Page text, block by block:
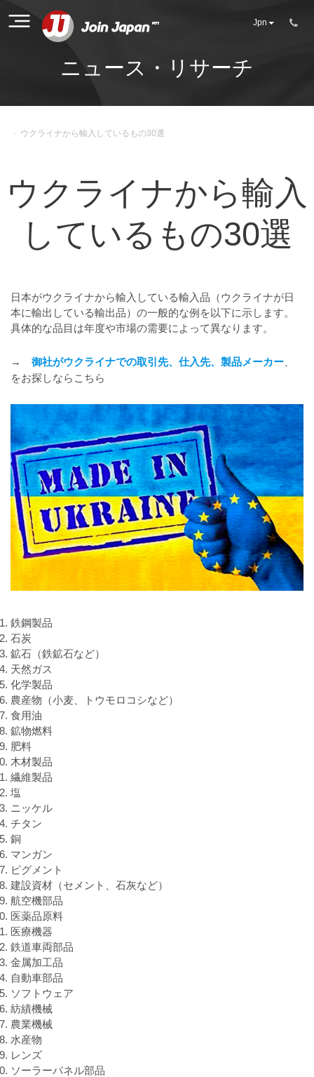
Jpn
ニュース・リサーチ
- ウクライナから輸入しているもの30選
ウクライナから輸入
しているもの30選
日本がウクライナから輸入している輸入品（ウクライナが日
本に輸出している輸出品）の一般的な例を以下に示します。
具体的な品目は年度や市場の需要によって異なります。
→ 御社がウクライナでの取引先、仕入先、製品メーカー
をお探しならこちら
鉄鋼製品
石炭
鉱石（鉄鉱石など）
天然ガス
化学製品
農産物（小麦、トウモロコシなど）
食用油
鉱物燃料
肥料
木材製品
繊維製品
塩
ニッケル
チタン
銅
マンガン
ピグメント
建設資材（セメント、石灰など）
航空機部品
医薬品原料
医療機器
鉄道車両部品
金属加工品
自動車部品
ソフトウェア
紡績機械
農業機械
水産物
レンズ
ソーラーパネル部品